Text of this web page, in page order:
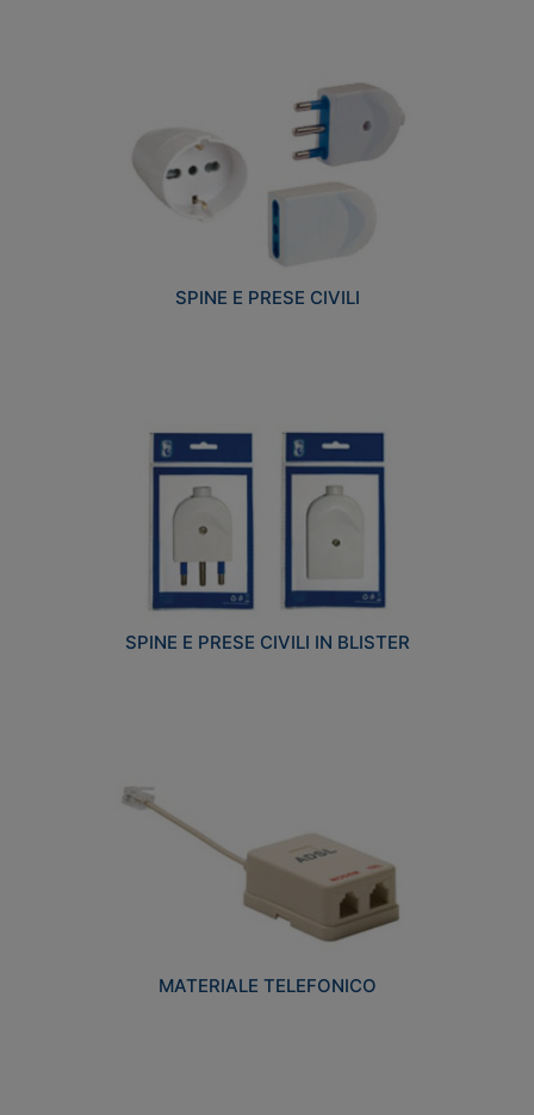
SPINE E PRESE CIVILI
SPINE E PRESE CIVILI IN BLISTER
MATERIALE TELEFONICO